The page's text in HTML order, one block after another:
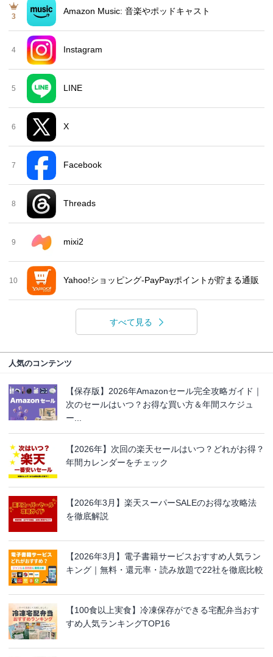
3
Amazon Music: 音楽やポッドキャスト
4 Instagram
5 LINE
6 X
7 Facebook
8 Threads
9 mixi2
10 Yahoo!ショッピング-PayPayポイントが貯まる通販
すべて見る
人気のコンテンツ
【保存版】2026年Amazonセール完全攻略ガイド｜
次のセールはいつ？お得な買い方＆年間スケジュ
ー...
【2026年】次回の楽天セールはいつ？どれがお得？
年間カレンダーをチェック
【2026年3月】楽天スーパーSALEのお得な攻略法
を徹底解説
【2026年3月】電子書籍サービスおすすめ人気ラン
キング｜無料・還元率・読み放題で22社を徹底比較
【100食以上実食】冷凍保存ができる宅配弁当おす
すめ人気ランキングTOP16